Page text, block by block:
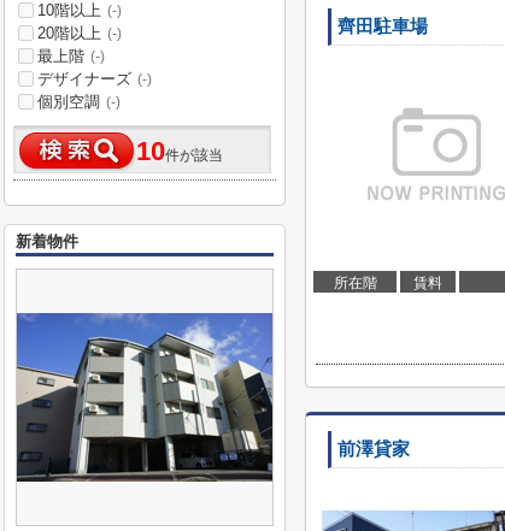
齊田駐車場
所在階 賃料
前澤貸家
10階以上 (-)
20階以上 (-)
最上階 (-)
デザイナーズ (-)
個別空調 (-)
10件が該当
新着物件